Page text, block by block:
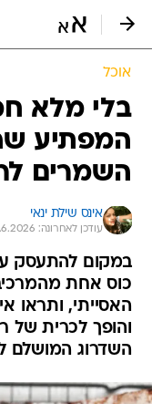
אוכל
בלי מלא
המפתיע
השמרים
אינס שילת ינאי
עודכן לאחרונה: 17.6.2026 / 9:34
במקום להתעסק
כוס אחת
האסייתי, ותראו
והופך לכרית של
השדרוג המושלם